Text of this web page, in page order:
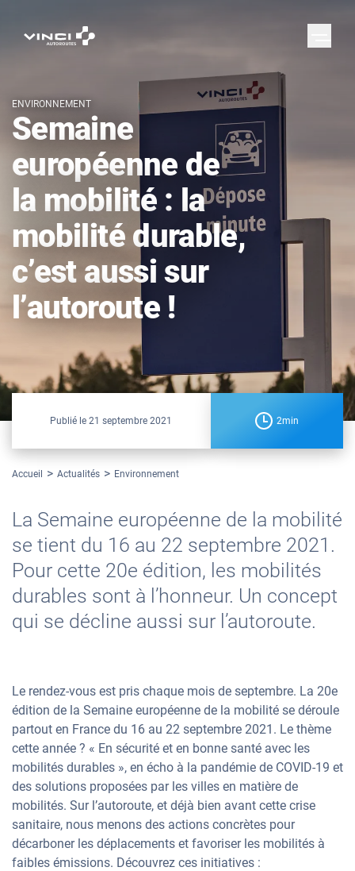
ENVIRONNEMENT
Semaine
européenne de
la mobilité : la
mobilité durable,
c’est aussi sur
l’autoroute !
Publié le21 septembre 2021 2min
Accueil Actualités Environnement
La Semaine européenne de la mobilité
se tient du 16 au 22 septembre 2021.
Pour cette 20e édition, les mobilités
durables sont à l’honneur. Un concept
qui se décline aussi sur l’autoroute.
Le rendez-vous est pris chaque mois de septembre. La 20e
édition de la Semaine européenne de la mobilité se déroule
partout en France du 16 au 22 septembre 2021. Le thème
cette année ? « En sécurité et en bonne santé avec les
mobilités durables », en écho à la pandémie de COVID-19 et
des solutions proposées par les villes en matière de
mobilités. Sur l’autoroute, et déjà bien avant cette crise
sanitaire, nous menons des actions concrètes pour
décarboner les déplacements et favoriser les mobilités à
faibles émissions. Découvrez ces initiatives :